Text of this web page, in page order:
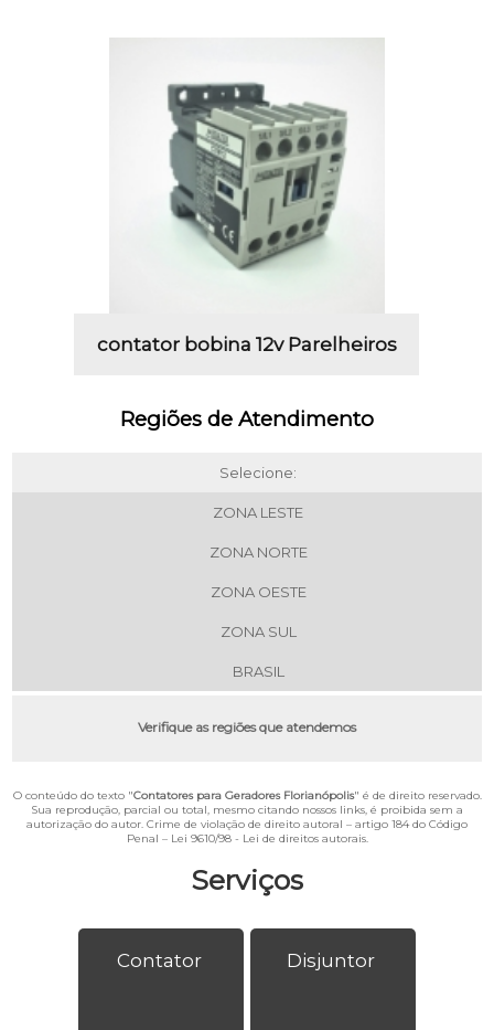
Serviços
Contator Disjuntor
contator bobina 12v Parelheiros
Regiões de Atendimento
Selecione:
ZONA LESTE
ZONA NORTE
ZONA OESTE
ZONA SUL
BRASIL
Verifique as regiões que atendemos
O conteúdo do texto "Contatores para Geradores Florianópolis" é de direito reservado.
Sua reprodução, parcial ou total, mesmo citando nossos links, é proibida sem a
autorização do autor. Crime de violação de direito autoral – artigo 184 do Código
Penal – Lei 9610/98 - Lei de direitos autorais.